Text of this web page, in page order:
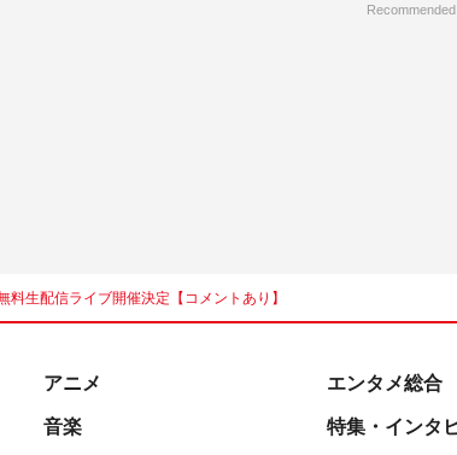
生配信ライブ開催決定【コメントあり】
アニメ
音楽
エンタメ総合
特集・インタ